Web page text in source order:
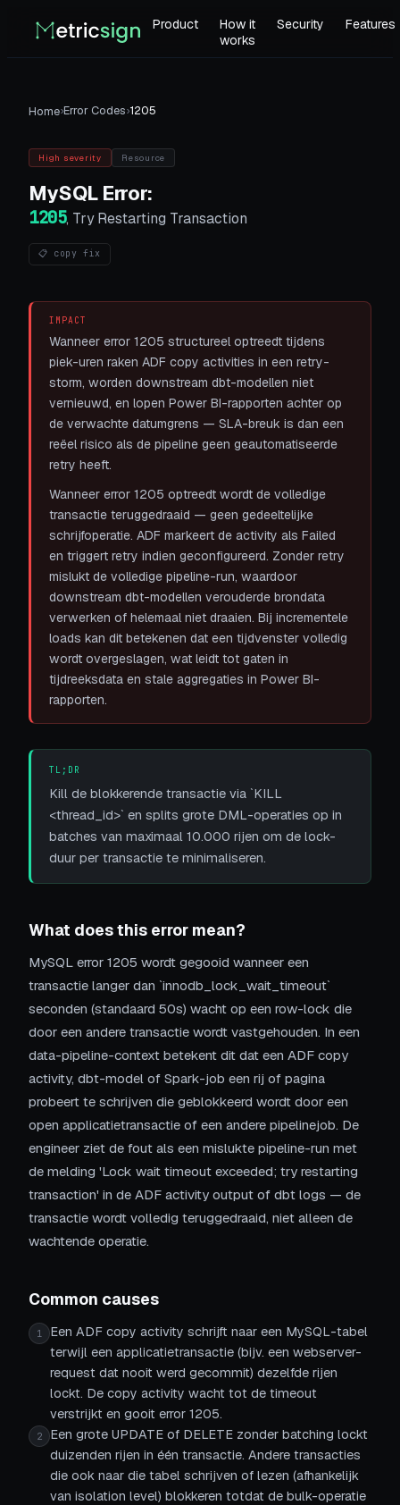
Product
How it
works
Security Features
Home›Error Codes›1205
High severity Resource
MySQLError:
1205, Try Restarting Transaction
📋 copy fix
IMPACT
Wanneer error 1205 structureel optreedt tijdens
piek-uren raken ADF copy activities in een retry-
storm, worden downstream dbt-modellen niet
vernieuwd, en lopen Power BI-rapporten achter op
de verwachte datumgrens — SLA-breuk is dan een
reëel risico als de pipeline geen geautomatiseerde
retry heeft.
Wanneer error 1205 optreedt wordt de volledige
transactie teruggedraaid — geen gedeeltelijke
schrijfoperatie. ADF markeert de activity als Failed
en triggert retry indien geconfigureerd. Zonder retry
mislukt de volledige pipeline-run, waardoor
downstream dbt-modellen verouderde brondata
verwerken of helemaal niet draaien. Bij incrementele
loads kan dit betekenen dat een tijdvenster volledig
wordt overgeslagen, wat leidt tot gaten in
tijdreeksdata en stale aggregaties in Power BI-
rapporten.
TL;DR
Kill de blokkerende transactie via `KILL
<thread_id>` en splits grote DML-operaties op in
batches van maximaal 10.000 rijen om de lock-
duur per transactie te minimaliseren.
What does this error mean?
MySQL error 1205 wordt gegooid wanneer een
transactie langer dan `innodb_lock_wait_timeout`
seconden (standaard 50s) wacht op een row-lock die
door een andere transactie wordt vastgehouden. In een
data-pipeline-context betekent dit dat een ADF copy
activity, dbt-model of Spark-job een rij of pagina
probeert te schrijven die geblokkeerd wordt door een
open applicatietransactie of een andere pipelinejob. De
engineer ziet de fout als een mislukte pipeline-run met
de melding 'Lock wait timeout exceeded; try restarting
transaction' in de ADF activity output of dbt logs — de
transactie wordt volledig teruggedraaid, niet alleen de
wachtende operatie.
Common causes
1
Een ADF copy activity schrijft naar een MySQL-tabel
terwijl een applicatietransactie (bijv. een webserver-
request dat nooit werd gecommit) dezelfde rijen
lockt. De copy activity wacht tot de timeout
verstrijkt en gooit error 1205.
2
Een grote UPDATE of DELETE zonder batching lockt
duizenden rijen in één transactie. Andere transacties
die ook naar die tabel schrijven of lezen (afhankelijk
van isolation level) blokkeren totdat de bulk-operatie